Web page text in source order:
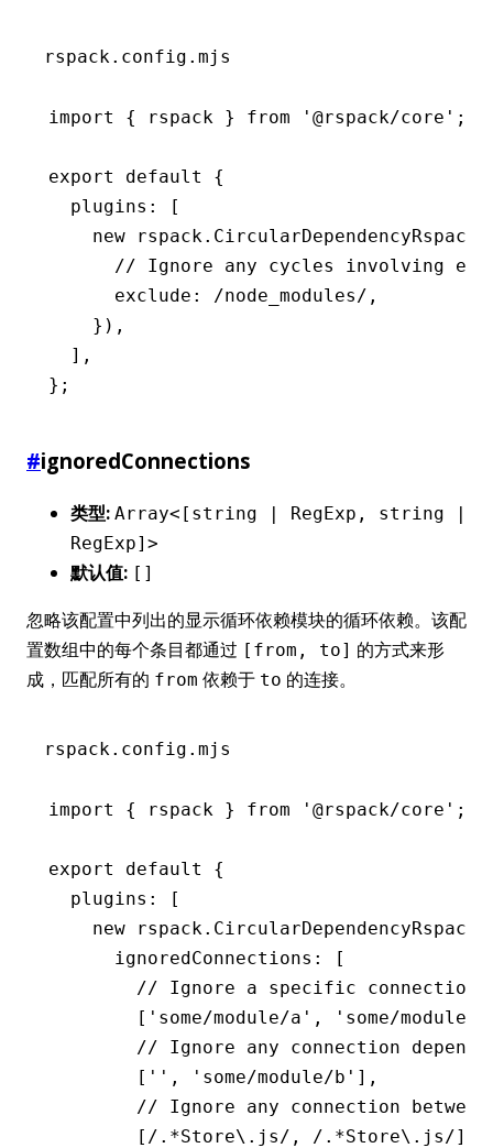
rspack.config.mjs
import { rspack } from '@rspack/core' ;
export default
{
  plugins
:
[
    new
rspack
// Ignore any cycles involving
      exclude
: /node_modules/ ,
    })
,
  ]
,
};
#ignoredConnections
类型: Array<[string | RegExp, string |
RegExp]>
默认值: []
忽略该配置中列出的显示循环依赖模块的循环依赖。该配
置数组中的每个条目都通过 [from, to] 的方式来形
成，匹配所有的 from 依赖于 to 的连接。
rspack.config.mjs
import { rspack } from '@rspack/core' ;
export default
{
  plugins
:
[
    new
rspack
      ignoredConnections
:
[
// Ignore a specific connection
        [
'some/module/a' ,
'some/module/
// Ignore any connection
        [
'' , 'some/module/b' ] ,
// Ignore any connection
        [
/. *Store\.js/ , /. *Store\.js/]